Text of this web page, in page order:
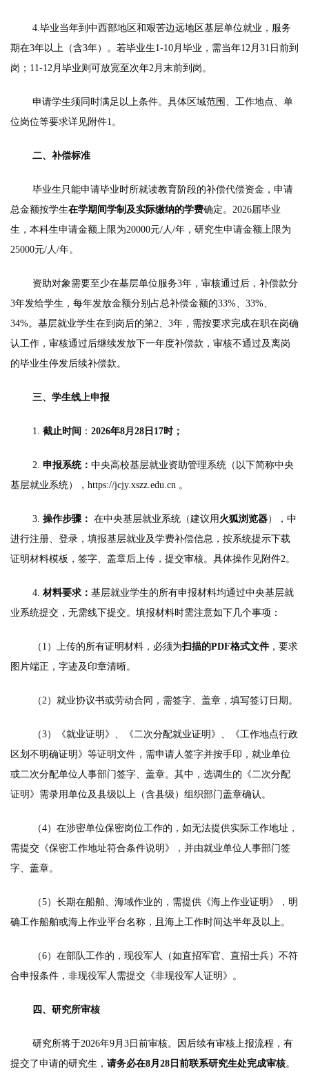
4.毕业当年到中西部地区和艰苦边远地区基层单位就业，服务
期在3年以上（含3年）。若毕业生1-10月毕业，需当年12月31日前到
岗；11-12月毕业则可放宽至次年2月末前到岗。
申请学生须同时满足以上条件。具体区域范围、工作地点、单
位岗位等要求详见附件1。
二、补偿标准
毕业生只能申请毕业时所就读教育阶段的补偿代偿资金，申请
总金额按学生在学期间学制及实际缴纳的学费确定。2026届毕业
生，本科生申请金额上限为20000元/人/年，研究生申请金额上限为
25000元/人/年。
资助对象需要至少在基层单位服务3年，审核通过后，补偿款分
3年发给学生，每年发放金额分别占总补偿金额的33%、33%、
34%。基层就业学生在到岗后的第2、3年，需按要求完成在职在岗确
认工作，审核通过后继续发放下一年度补偿款，审核不通过及离岗
的毕业生停发后续补偿款。
三、学生线上申报
1. 截止时间 ： 2026年8月 28 日17时 ；
2. 申报系统： 中央高校基层就业资助管理系统（以下简称中央
基层就业系统）， https://jcjy.xszz.edu.cn 。
3. 操作步骤： 在中央基层就业系统（建议用 火狐浏览器），中
进行注册、登录，填报基层就业及学费补偿信息，按系统提示下载
证明材料模板，签字、盖章后上传，提交审核。具体操作见附件2。
4. 材料要求： 基层就业学生的所有申报材料均通过中央基层就
业系统提交，无需线下提交。填报材料时需注意如下几个事项：
（1）上传的所有证明材料，必须为扫描的PDF格式文件 ，要求
图片端正，字迹及印章清晰。
（2）就业协议书或劳动合同，需签字、盖章，填写签订日期。
（3）《就业证明》、《二次分配就业证明》、《工作地点行政
区划不明确证明》等证明文件，需申请人签字并按手印，就业单位
或二次分配单位人事部门签字、盖章。其中，选调生的《二次分配
证明》需录用单位及县级以上（含县级）组织部门盖章确认。
（4）在涉密单位保密岗位工作的，如无法提供实际工作地址，
需提交《保密工作地址符合条件说明》，并由就业单位人事部门签
字、盖章。
（5）长期在船舶、海域作业的，需提供《海上作业证明》，明
确工作船舶或海上作业平台名称，且海上工作时间达半年及以上。
（6）在部队工作的，现役军人（如直招军官、直招士兵）不符
合申报条件，非现役军人需提交《非现役军人证明》。
四、研究所审核
研究所将于2026年9月3日前审核。因后续有审核上报流程，有
提交了申请的研究生， 请务必在8月28日前联系研究生处完成审核。